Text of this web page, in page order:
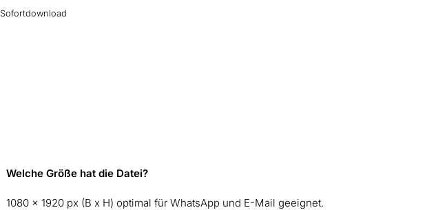
Sofortdownload
Welche Größe hat die Datei?
1080 x 1920 px (B x H) optimal für WhatsApp und E-Mail geeignet.